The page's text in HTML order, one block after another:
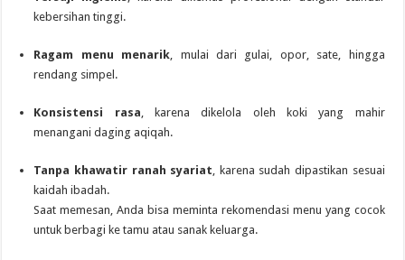
kebersihan tinggi.
Ragam menu menarik, mulai dari gulai, opor, sate, hingga
rendang simpel.
Konsistensi rasa, karena dikelola oleh koki yang mahir
menangani daging aqiqah.
Tanpa khawatir ranah syariat, karena sudah dipastikan sesuai
kaidah ibadah.
Saat memesan, Anda bisa meminta rekomendasi menu yang cocok
untuk berbagi ke tamu atau sanak keluarga.